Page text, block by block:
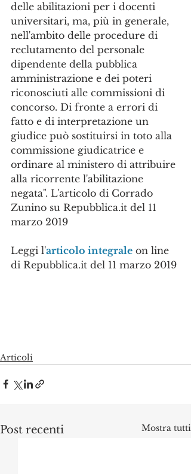
delle abilitazioni per i docenti
universitari, ma, più in generale,
nell'ambito delle procedure di
reclutamento del personale
dipendente della pubblica
amministrazione e dei poteri
riconosciuti alle commissioni di
concorso. Di fronte a errori di
fatto e di interpretazione un
giudice può sostituirsi in toto alla
commissione giudicatrice e
ordinare al ministero di attribuire
alla ricorrente l'abilitazione
negata". L'articolo di Corrado
Zunino su Repubblica.it del 11
marzo 2019
Leggi l'articolo integrale on line
di Repubblica.it del 11 marzo 2019
Articoli
Post recenti Mostra tutti